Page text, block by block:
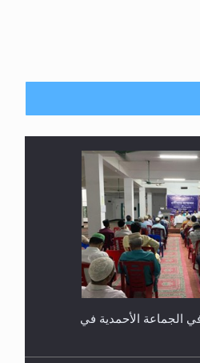
أنصار الله في هولندا